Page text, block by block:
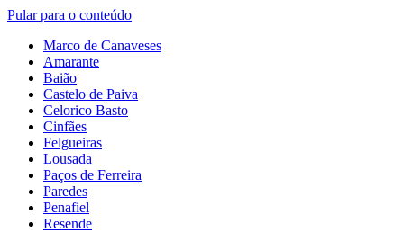
Pular para o conteúdo
Marco de Canaveses
Amarante
Baião
Castelo de Paiva
Celorico Basto
Cinfães
Felgueiras
Lousada
Paços de Ferreira
Paredes
Penafiel
Resende